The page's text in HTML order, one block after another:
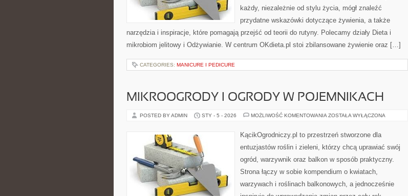
każdy, niezależnie od stylu życia, mógł znaleźć
przydatne wskazówki dotyczące żywienia, a także
narzędzia i inspiracje, które pomagają przejść od teorii do rutyny. Polecamy działy Dieta i
mikrobiom jelitowy i Odżywianie. W centrum OKdieta.pl stoi zbilansowane żywienie oraz […]
CATEGORIES: MANICURE I PEDICURE
MIKROOGRODY I OGRODY W POJEMNIKACH
POSTED BY ADMIN STY - 5 - 2026 MOŻLIWOŚĆ KOMENTOWANIA MIKROOGRODY
POJEMNIKACH
ZOSTAŁA WYŁĄCZONA
KącikOgrodniczy.pl to przestrzeń stworzone dla
entuzjastów roślin i zieleni, którzy chcą uprawiać swój
ogród, warzywnik oraz balkon w sposób praktyczny.
Strona łączy w sobie kompendium o kwiatach,
warzywach i roślinach balkonowych, a jednocześnie